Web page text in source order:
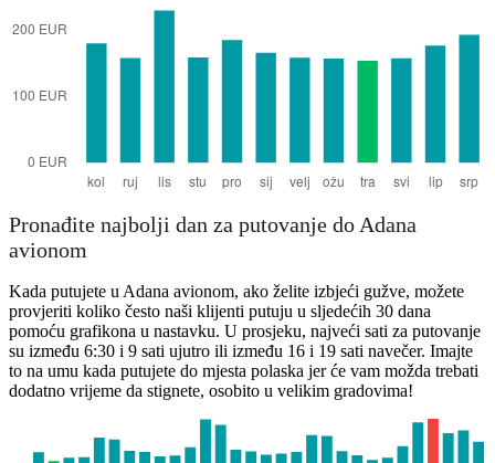
Pronađite najbolji dan za putovanje do Adana
avionom
Kada putujete u Adana avionom, ako želite izbjeći gužve, možete
provjeriti koliko često naši klijenti putuju u sljedećih 30 dana
pomoću grafikona u nastavku. U prosjeku, najveći sati za putovanje
su između 6:30 i 9 sati ujutro ili između 16 i 19 sati navečer. Imajte
to na umu kada putujete do mjesta polaska jer će vam možda trebati
dodatno vrijeme da stignete, osobito u velikim gradovima!